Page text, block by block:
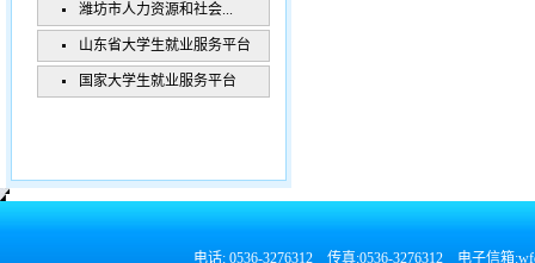
潍坊市人力资源和社会...
山东省大学生就业服务平台
国家大学生就业服务平台
电话: 0536-3276312 传真:0536-3276312 电子信箱